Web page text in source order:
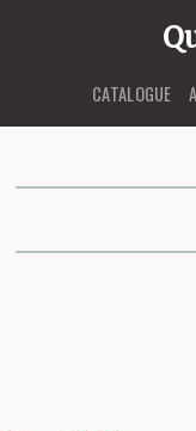
CATALOGUE